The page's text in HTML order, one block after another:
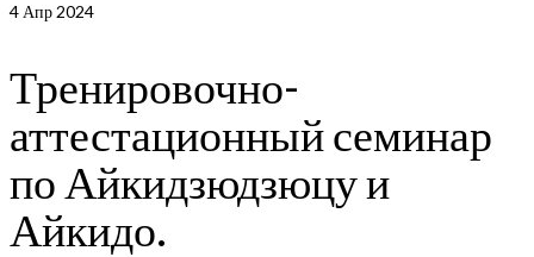
4 Апр 2024
Тренировочно-
аттестационный семинар
по Айкидзюдзюцу и
Айкидо.